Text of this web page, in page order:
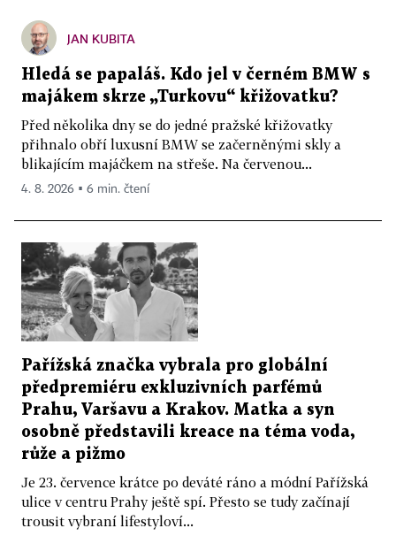
JAN KUBITA
Hledá se papaláš. Kdo jel v černém BMW s
majákem skrze „Turkovu“ křižovatku?
Před několika dny se do jedné pražské křižovatky
přihnalo obří luxusní BMW se začerněnými skly a
blikajícím majáčkem na střeše. Na červenou...
4. 8. 2026 ▪ 6 min. čtení
Pařížská značka vybrala pro globální
předpremiéru exkluzivních parfémů
Prahu, Varšavu a Krakov. Matka a syn
osobně představili kreace na téma voda,
růže a pižmo
Je 23. července krátce po deváté ráno a módní Pařížská
ulice v centru Prahy ještě spí. Přesto se tudy začínají
trousit vybraní lifestyloví...